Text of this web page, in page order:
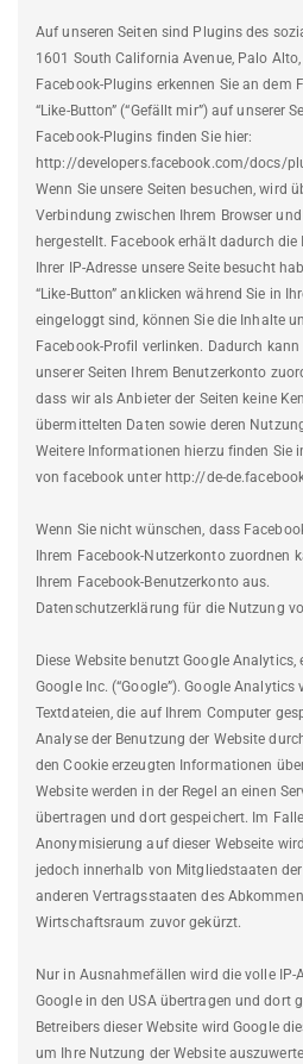
Auf unseren Seiten sind Plugins des
1601 South California Avenue, Palo
Facebook-Plugins erkennen Sie an dem
“Like-Button” (“Gefällt mir”) auf unserer
Facebook-Plugins finden Sie hier:
http://developers.facebook.com/docs/
Wenn Sie unsere Seiten besuchen, wird
Verbindung zwischen Ihrem Browser
hergestellt. Facebook erhält dadurch
Ihrer IP-Adresse unsere Seite besucht
“Like-Button” anklicken während Sie in
eingeloggt sind, können Sie die Inhalte
Facebook-Profil verlinken. Dadurch
unserer Seiten Ihrem Benutzerkonto
dass wir als Anbieter der Seiten keine
übermittelten Daten sowie deren
Weitere Informationen hierzu finden Sie
von facebook unter http://de-
Wenn Sie nicht wünschen, dass
Ihrem Facebook-Nutzerkonto zuordnen
Ihrem Facebook-Benutzerkonto aus.
Datenschutzerklärung für die Nutzung
Diese Website benutzt Google
Google Inc. (“Google”). Google Analytics
Textdateien, die auf Ihrem Computer
Analyse der Benutzung der Website
den Cookie erzeugten Informationen
Website werden in der Regel an einen
übertragen und dort gespeichert. Im
Anonymisierung auf dieser Webseite
jedoch innerhalb von Mitgliedstaaten
anderen Vertragsstaaten des
Wirtschaftsraum zuvor gekürzt.
Nur in Ausnahmefällen wird die volle IP-
Google in den USA übertragen und dort
Betreibers dieser Website wird Google
um Ihre Nutzung der Website